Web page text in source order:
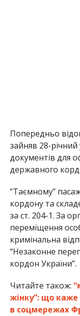
Попередньо
зайняв 28-річний
документів для
державного
“Таємному”
кордону та
за ст. 204-1. За
переміщення
кримінальна
“Незаконне
кордон України”.
Читайте також:
жінку”: що каже
в соцмережах